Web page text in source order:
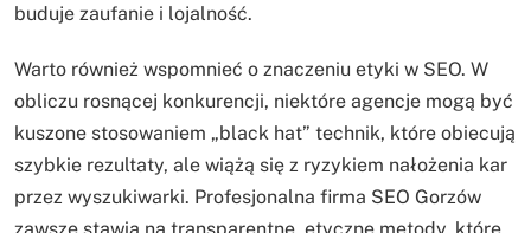
buduje zaufanie i lojalność.
Warto również wspomnieć o znaczeniu etyki w SEO. W
obliczu rosnącej konkurencji, niektóre agencje mogą być
kuszone stosowaniem „black hat” technik, które obiecują
szybkie rezultaty, ale wiążą się z ryzykiem nałożenia kar
przez wyszukiwarki. Profesjonalna firma SEO Gorzów
zawsze stawia na transparentne, etyczne metody, które